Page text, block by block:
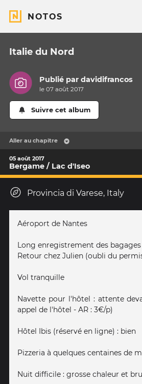
NOTOS
Italie du Nord
Publié pardavidifrancos
le 07 août 2017
Suivre cet album
Aller au chapitre
05 août 2017
Bergame / Lac d'Iseo
Provincia di Varese, Italy
Aéroport de Nantes
Long enregistrement des bagages
Retour chez Julien (oubli du
Vol tranquille
Navette pour l'hôtel : attente
appel de l'hôtel - AR : 3€/p)
Hôtel Ibis (réservé en ligne) : bien
Pizzeria à quelques centaines de
Nuit difficile : grosse chaleur et